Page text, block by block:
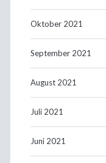
Oktober 2021
September 2021
August 2021
Juli 2021
Juni 2021